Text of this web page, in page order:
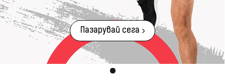
Пазарувай сега